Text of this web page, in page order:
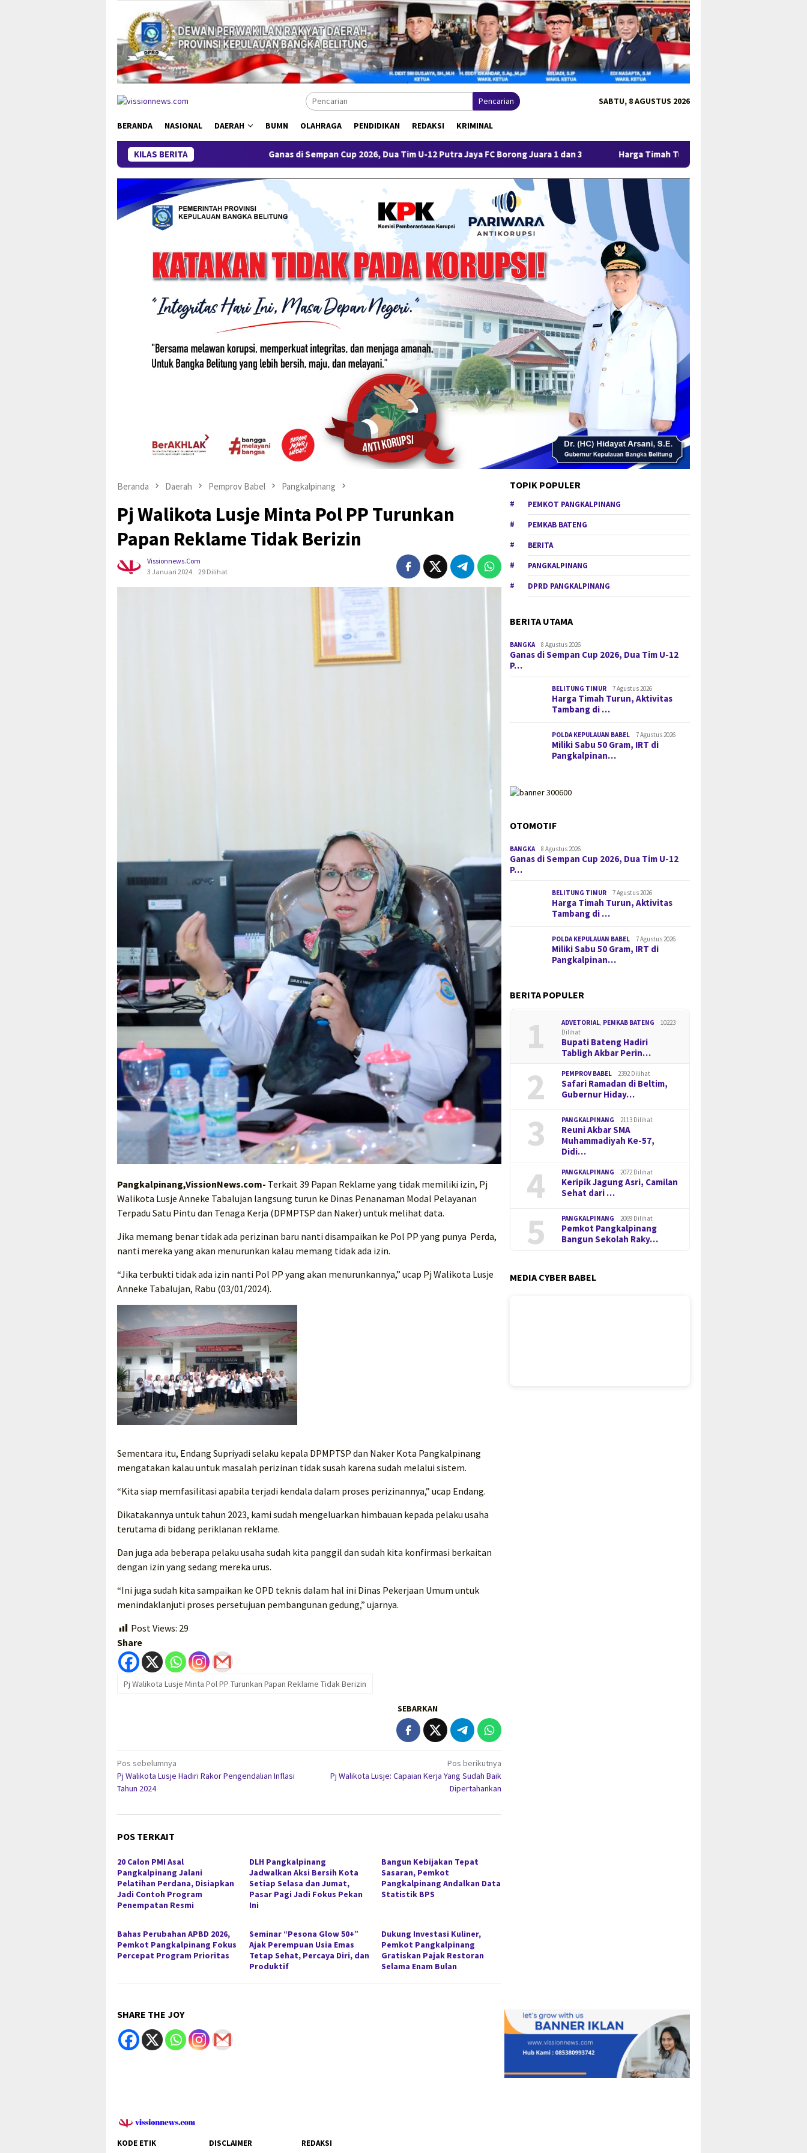
konten
Pencarian SABTU, 8 AGUSTUS 2026
BERANDA NASIONAL DAERAH BUMN OLAHRAGA PENDIDIKAN REDAKSI KRIMINAL
KILAS BERITAGanas di Sempan Cup 2026, Dua Tim U-12 Putra Jaya FC Borong Juara 1 dan 3 Harga Timah Turun, Aktivitas Tambang di Kawasan Lindung Desa
Beranda Daerah Pemprov Babel Pangkalpinang
Pj Walikota Lusje Minta Pol PP Turunkan
Papan Reklame Tidak Berizin
Vissionnews.com
3 Januari 2024
29 Dilihat
Pangkalpinang,VissionNews.com- Terkait 39 Papan Reklame yang tidak memiliki izin, Pj
Walikota Lusje Anneke Tabalujan langsung turun ke Dinas Penanaman Modal Pelayanan
Terpadu Satu Pintu dan Tenaga Kerja (DPMPTSP dan Naker) untuk melihat data.
Jika memang benar tidak ada perizinan baru nanti disampaikan ke Pol PP yang punya Perda,
nanti mereka yang akan menurunkan kalau memang tidak ada izin.
“Jika terbukti tidak ada izin nanti Pol PP yang akan menurunkannya,” ucap Pj Walikota Lusje
Anneke Tabalujan, Rabu (03/01/2024).
Sementara itu, Endang Supriyadi selaku kepala DPMPTSP dan Naker Kota Pangkalpinang
mengatakan kalau untuk masalah perizinan tidak susah karena sudah melalui sistem.
“Kita siap memfasilitasi apabila terjadi kendala dalam proses perizinannya,” ucap Endang.
Dikatakannya untuk tahun 2023, kami sudah mengeluarkan himbauan kepada pelaku usaha
terutama di bidang periklanan reklame.
Dan juga ada beberapa pelaku usaha sudah kita panggil dan sudah kita konfirmasi berkaitan
dengan izin yang sedang mereka urus.
“Ini juga sudah kita sampaikan ke OPD teknis dalam hal ini Dinas Pekerjaan Umum untuk
menindaklanjuti proses persetujuan pembangunan gedung,” ujarnya.
Post Views: 29
Share
Pj Walikota Lusje Minta Pol PP Turunkan Papan Reklame Tidak Berizin
SEBARKAN
Navigasi
pos
Pos sebelumnya
Pj Walikota Lusje Hadiri Rakor Pengendalian Inflasi
Tahun 2024
Pos berikutnya
Pj Walikota Lusje: Capaian Kerja Yang Sudah Baik
Dipertahankan
POS TERKAIT
20 Calon PMI Asal
Pangkalpinang Jalani
Pelatihan Perdana, Disiapkan
Jadi Contoh Program
Penempatan Resmi
DLH Pangkalpinang
Jadwalkan Aksi Bersih Kota
Setiap Selasa dan Jumat,
Pasar Pagi Jadi Fokus Pekan
Ini
Bangun Kebijakan Tepat
Sasaran, Pemkot
Pangkalpinang Andalkan Data
Statistik BPS
Bahas Perubahan APBD 2026,
Pemkot Pangkalpinang Fokus
Percepat Program Prioritas
Seminar “Pesona Glow 50+”
Ajak Perempuan Usia Emas
Tetap Sehat, Percaya Diri, dan
Produktif
Dukung Investasi Kuliner,
Pemkot Pangkalpinang
Gratiskan Pajak Restoran
Selama Enam Bulan
TOPIK POPULER
PEMKOT PANGKALPINANG
PEMKAB BATENG
BERITA
PANGKALPINANG
DPRD PANGKALPINANG
BERITA UTAMA
BANGKA 8 Agustus 2026
Ganas di Sempan Cup 2026, Dua Tim U-12
P…
BELITUNG TIMUR 7 Agustus 2026
Harga Timah Turun, Aktivitas
Tambang di …
POLDA KEPULAUAN BABEL 7 Agustus 2026
Miliki Sabu 50 Gram, IRT di
Pangkalpinan…
OTOMOTIF
BANGKA 8 Agustus 2026
Ganas di Sempan Cup 2026, Dua Tim U-12
P…
BELITUNG TIMUR 7 Agustus 2026
Harga Timah Turun, Aktivitas
Tambang di …
POLDA KEPULAUAN BABEL 7 Agustus 2026
Miliki Sabu 50 Gram, IRT di
Pangkalpinan…
BERITA POPULER
1 ADVETORIAL, PEMKAB BATENG
10223
Dilihat
Bupati Bateng Hadiri
Tabligh Akbar Perin…
2 PEMPROV BABEL 2392 Dilihat
Safari Ramadan di Beltim,
Gubernur Hiday…
3 PANGKALPINANG 2113 Dilihat
Reuni Akbar SMA
Muhammadiyah Ke-57,
Didi…
4 PANGKALPINANG 2072 Dilihat
Keripik Jagung Asri, Camilan
Sehat dari …
5 PANGKALPINANG 2069 Dilihat
Pemkot Pangkalpinang
Bangun Sekolah Raky…
MEDIA CYBER BABEL
SHARE THE JOY
KODE ETIK DISCLAIMER REDAKSI